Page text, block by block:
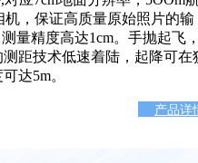
，保证高质量原始照片的输
量精度高达1cm。手抛起飞
距技术低速着陆，起降可在
达5m。
产品详